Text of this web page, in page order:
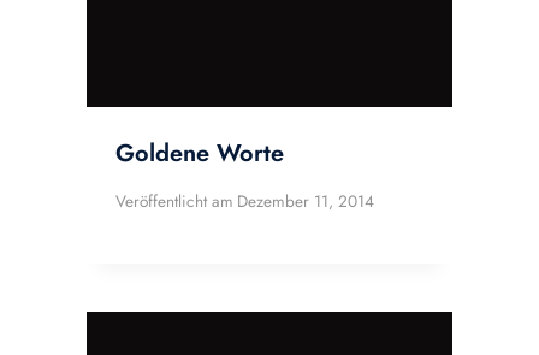
Goldene Worte
Veröffentlicht am Dezember 11, 2014